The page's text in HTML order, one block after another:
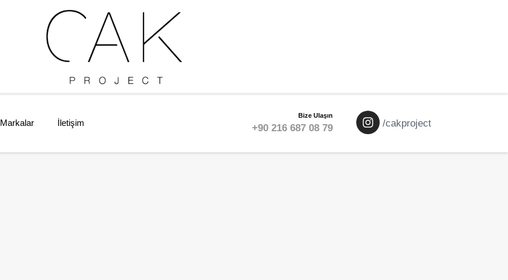
Markalar İletişim
Bize Ulaşın
+90 216 687 08 79 /cakproject